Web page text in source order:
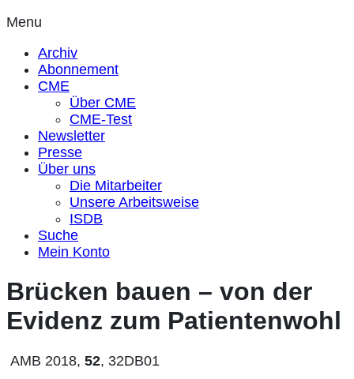
Menu
Archiv
Abonnement
CME
Über CME
CME-Test
Newsletter
Presse
Über uns
Die Mitarbeiter
Unsere Arbeitsweise
ISDB
Suche
Mein Konto
Brücken bauen – von der
Evidenz zum Patientenwohl
AMB 2018, 52, 32DB01